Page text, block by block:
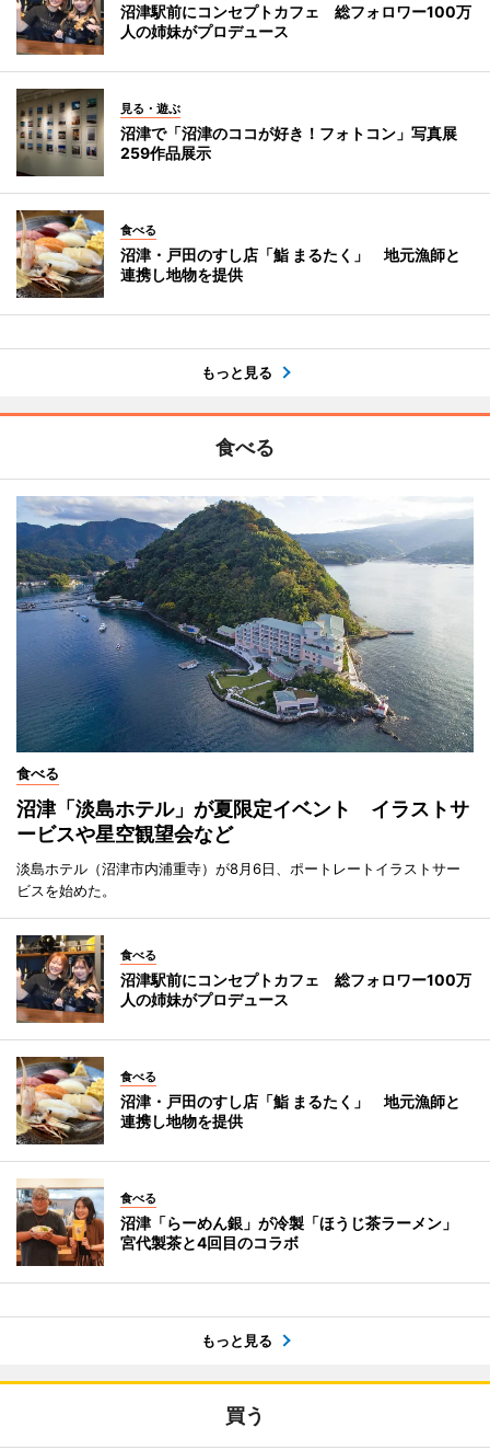
沼津駅前にコンセプトカフェ 総フォロワー100万
人の姉妹がプロデュース
見る・遊ぶ
沼津で「沼津のココが好き！フォトコン」写真展
259作品展示
食べる
沼津・戸田のすし店「鮨 まるたく」 地元漁師と
連携し地物を提供
もっと見る
食べる
食べる
沼津「淡島ホテル」が夏限定イベント イラストサ
ービスや星空観望会など
淡島ホテル（沼津市内浦重寺）が8月6日、ポートレートイラストサー
ビスを始めた。
食べる
沼津駅前にコンセプトカフェ 総フォロワー100万
人の姉妹がプロデュース
食べる
沼津・戸田のすし店「鮨 まるたく」 地元漁師と
連携し地物を提供
食べる
沼津「らーめん銀」が冷製「ほうじ茶ラーメン」
宮代製茶と4回目のコラボ
もっと見る
買う